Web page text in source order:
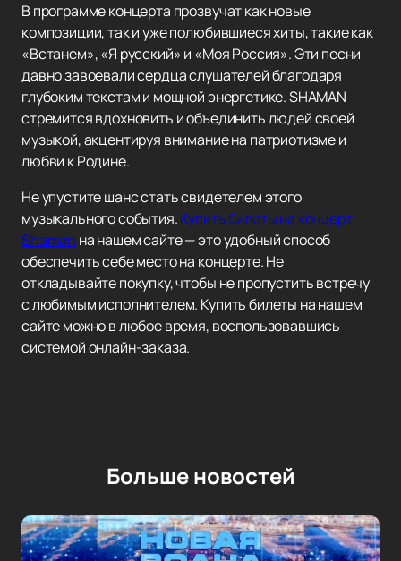
В программе концерта прозвучат как новые
композиции, так и уже полюбившиеся хиты, такие как
«Встанем», «Я русский» и «Моя Россия». Эти песни
давно завоевали сердца слушателей благодаря
глубоким текстам и мощной энергетике. SHAMAN
стремится вдохновить и объединить людей своей
музыкой, акцентируя внимание на патриотизме и
любви к Родине.
Не упустите шанс стать свидетелем этого
музыкального события.Купить билеты на концерт
Shaman на нашем сайте — это удобный способ
обеспечить себе место на концерте. Не
откладывайте покупку, чтобы не пропустить встречу
с любимым исполнителем. Купить билеты на нашем
сайте можно в любое время, воспользовавшись
системой онлайн-заказа.
Больше новостей